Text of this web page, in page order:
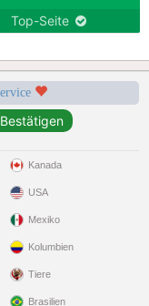
Top-Seite
Kanada
USA
Mexiko
Kolumbien
Tiere
Brasilien